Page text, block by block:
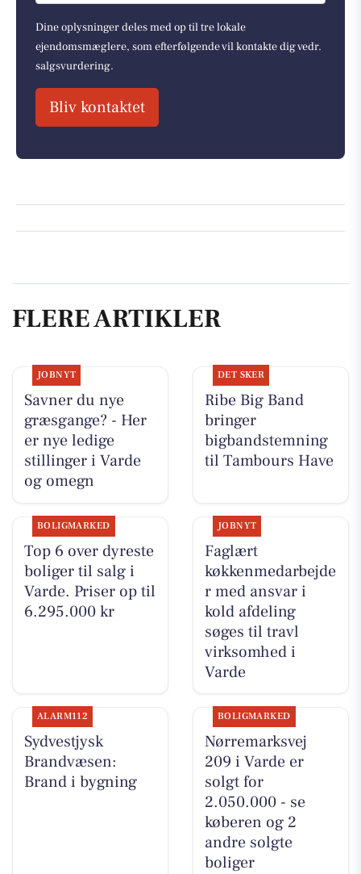
Dine oplysninger deles med op til tre lokale
ejendomsmæglere, som efterfølgende vil kontakte dig vedr.
salgsvurdering.
Bliv kontaktet
FLERE ARTIKLER
JOBNYT
Savner du nye
græsgange? - Her
er nye ledige
stillinger i Varde
og omegn
DET SKER
Ribe Big Band
bringer
bigbandstemning
til Tambours Have
BOLIGMARKED
Top 6 over dyreste
boliger til salg i
Varde. Priser op til
6.295.000 kr
JOBNYT
Faglært
køkkenmedarbejde
r med ansvar i
kold afdeling
søges til travl
virksomhed i
Varde
ALARM112
Sydvestjysk
Brandvæsen:
Brand i bygning
BOLIGMARKED
Nørremarksvej
209 i Varde er
solgt for
2.050.000 - se
køberen og 2
andre solgte
boliger